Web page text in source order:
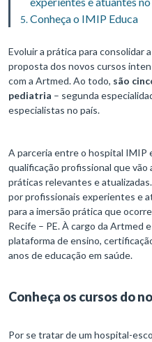
Conheça o IMIP Educa
Evoluir a prática para consolidar
proposta dos novos cursos
com a Artmed. Ao todo, são
pediatria – segunda
especialistas no país.
A parceria entre o hospital IMIP
qualificação profissional que vão
práticas relevantes e
por profissionais experientes e
para a imersão prática que
Recife – PE. À cargo da Artmed
plataforma de ensino,
anos de educação em saúde.
Conheça os cursos do
Por se tratar de um hospital-